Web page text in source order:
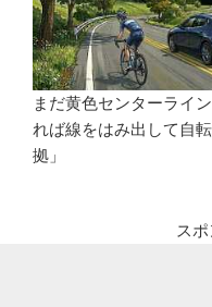
まだ黄色センターライ
れば線をはみ出して自
拠」
ス